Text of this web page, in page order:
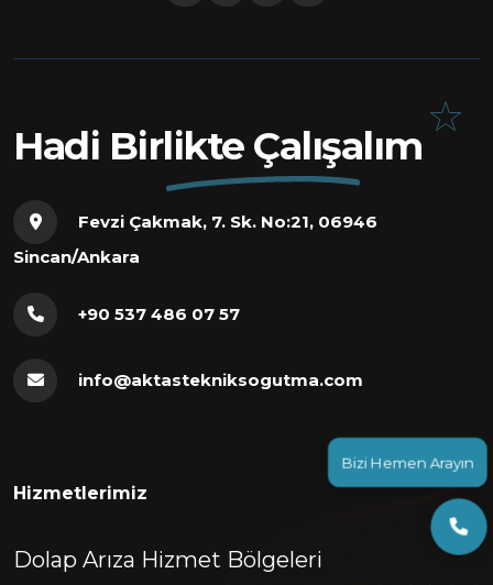
Bizi Hemen Arayın
Hadi Birlikte Çalışalım
Fevzi Çakmak, 7. Sk. No:21, 06946
Sincan/Ankara
+90 537 486 07 57
info@aktastekniksogutma.com
Hizmetlerimiz
Dolap Arıza Hizmet Bölgeleri